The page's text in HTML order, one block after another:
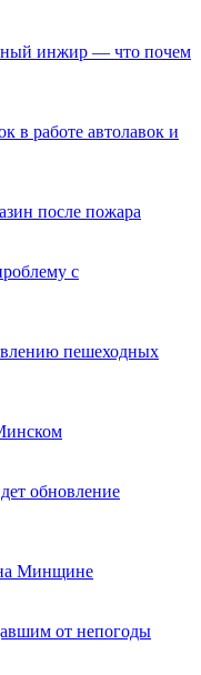
инжир — что почем
в работе автолавок и
после пожара
с
пешеходных
обновление
на Минщине
от непогоды